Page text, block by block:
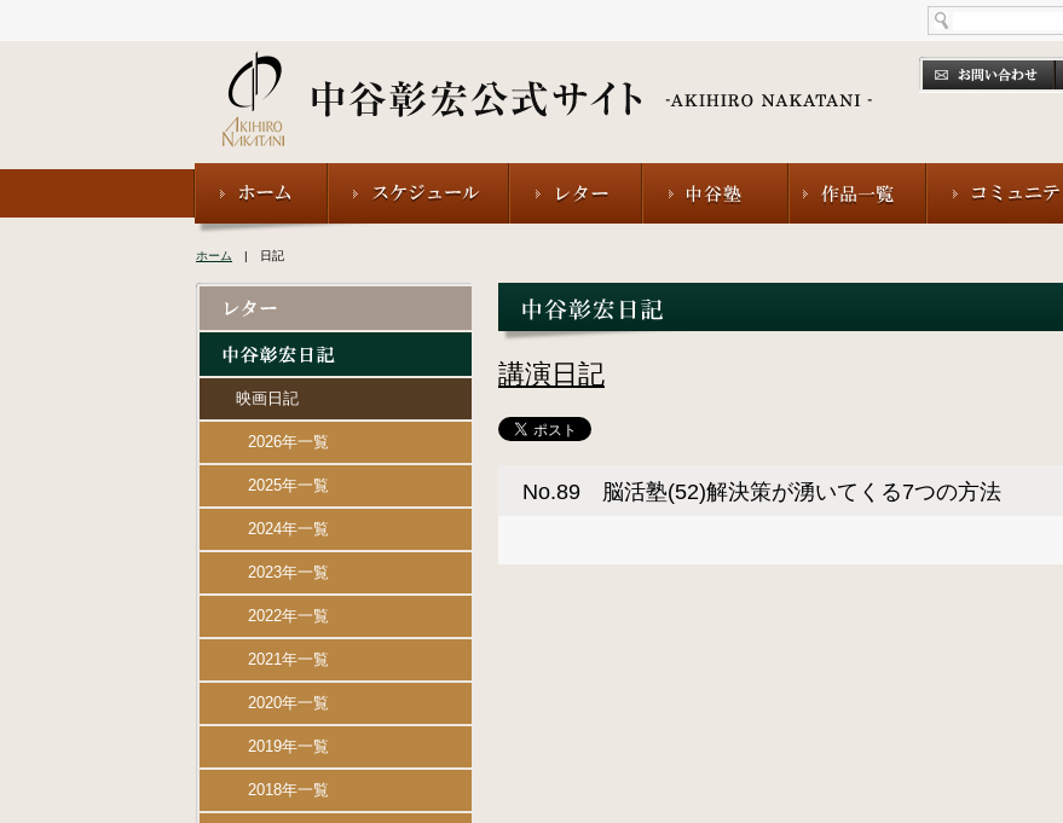
ホーム | 日記
講演日記
No.89 脳活塾(52)解決策が湧いてくる7つの方法
映画日記
2026年一覧
2025年一覧
2024年一覧
2023年一覧
2022年一覧
2021年一覧
2020年一覧
2019年一覧
2018年一覧